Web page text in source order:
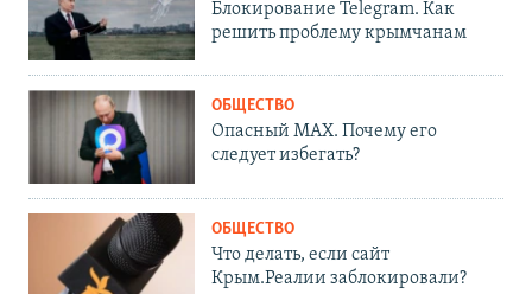
Блокирование Telegram. Как
решить проблему крымчанам
ОБЩЕСТВО
Опасный MAX. Почему его
следует избегать?
ОБЩЕСТВО
Что делать, если сайт
Крым.Реалии заблокировали?